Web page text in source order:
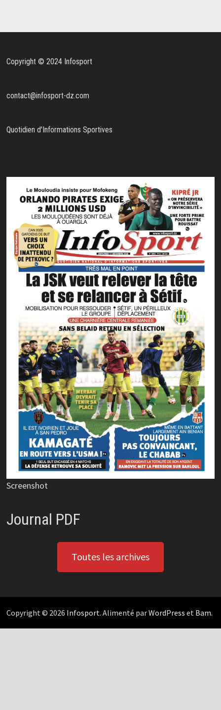
Copyright © 2024 Infosport
contact@infosport-dz.com
Quotidien d'Informations Sportives
Screenshot
Journal PDF
Toutes les archives
Copyright © 2026 Infosport. Alimenté parWordPress et Bam.